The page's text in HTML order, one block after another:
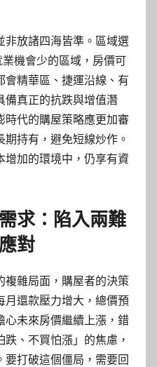
非放諸四海皆準。區域選
機會少的區域，房價可
會精華區、捷運沿線、有
備真正的抗跌與增值潛
時代的購屋策略應更加審
持有，避免短線炒作。
增加的環境中，仍享有資
求：陷入兩難
對
複雜局面，購屋者的決策
月還款壓力增大，總價預
心未來房價繼續上漲，錯
、不買怕漲」的焦慮，
要打破這個僵局，需要回